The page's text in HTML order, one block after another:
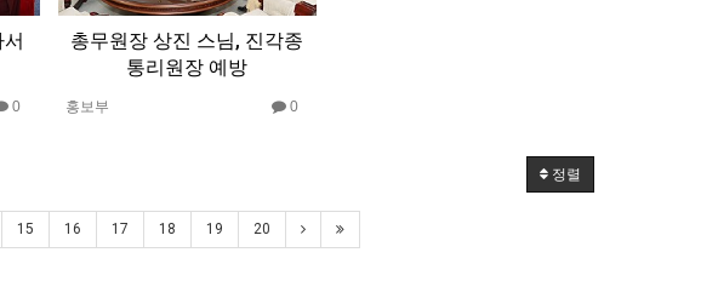
0
총무원장 상진 스님, 진각종
통리원장 예방
홍보부 0
정렬
15 16 17 18 19 20